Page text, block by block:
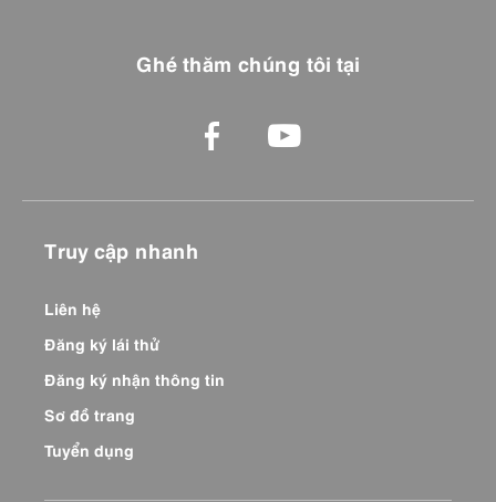
Ghé thăm chúng tôi tại
Truy cập nhanh
Liên hệ
Đăng ký lái thử
Đăng ký nhận thông tin
Sơ đồ trang
Tuyển dụng